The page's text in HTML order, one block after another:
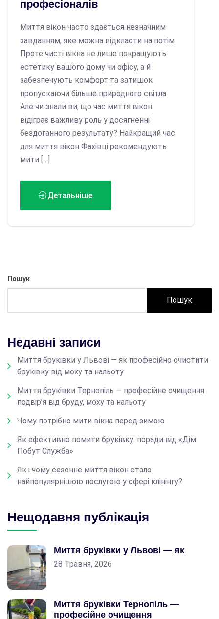
професіоналів
Миття вікон часто здається незначним
завданням, яке можна відкласти на потім.
Проте чисті вікна не лише покращують
естетику вашого дому чи офісу, а й
забезпечують комфорт та затишок,
пропускаючи більше природного світла.
Але чи знали ви, що час миття вікон
відіграє важливу роль у досягненні
бездоганного результату? Найкращий час
для миття вікон Фахівці рекомендують
мити […]
Детальніше
Пошук
Пошук
Недавні записи
Миття бруківки у Львові — як професійно очистити
бруківку від моху та нальоту
Миття бруківки Тернопіль — професійне очищення
подвір’я від бруду, моху та нальоту
Чому потрібно мити вікна перед зимою
Як ефективно помити бруківку: поради від «Дім
Побут Служба»
Як і чому сезонне миття вікон стало
найпопулярнішою послугою у сфері клінінгу?
Нещодавня публікація
Миття бруківки у Львові — як
28 Травня, 2026
Миття бруківки Тернопіль —
професійне очищення